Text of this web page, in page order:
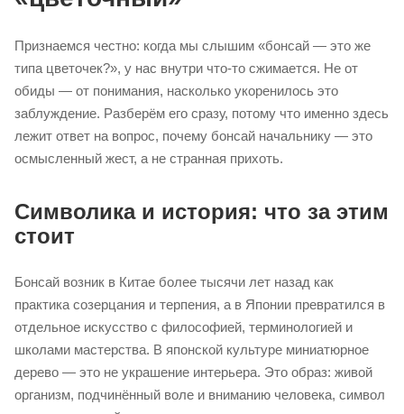
Признаемся честно: когда мы слышим «бонсай — это же
типа цветочек?», у нас внутри что-то сжимается. Не от
обиды — от понимания, насколько укоренилось это
заблуждение. Разберём его сразу, потому что именно здесь
лежит ответ на вопрос, почему бонсай начальнику — это
осмысленный жест, а не странная прихоть.
Символика и история: что за этим
стоит
Бонсай возник в Китае более тысячи лет назад как
практика созерцания и терпения, а в Японии превратился в
отдельное искусство с философией, терминологией и
школами мастерства. В японской культуре миниатюрное
дерево — это не украшение интерьера. Это образ: живой
организм, подчинённый воле и вниманию человека, символ